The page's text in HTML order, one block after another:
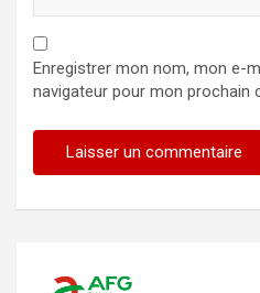
Enregistrer mon nom, mon e-
navigateur pour mon prochain